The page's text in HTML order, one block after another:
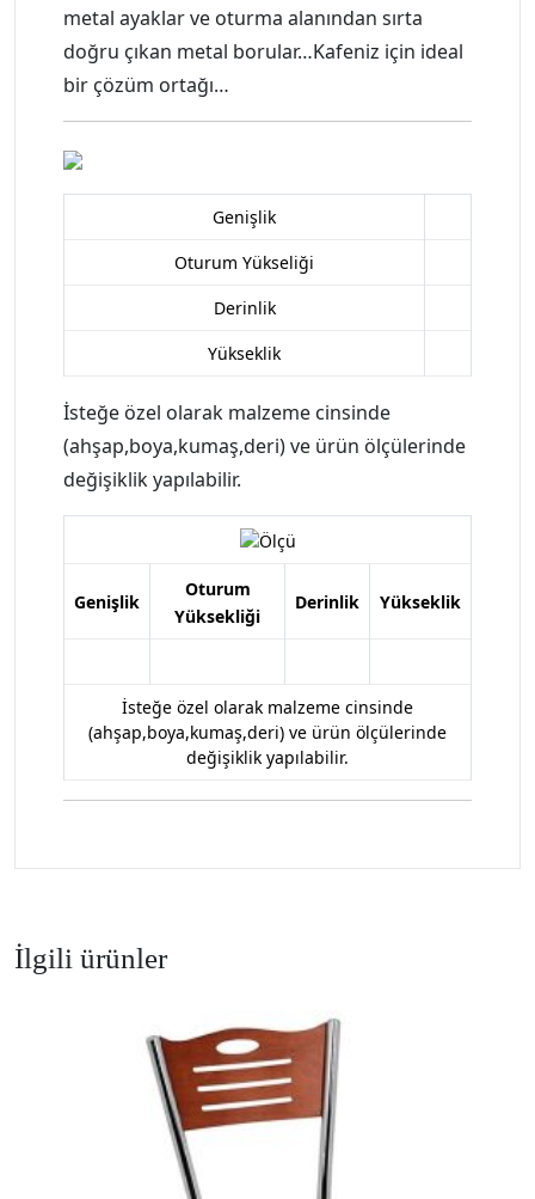
metal ayaklar ve oturma alanından sırta
doğru çıkan metal borular…Kafeniz için ideal
bir çözüm ortağı…
Genişlik
Oturum Yükseliği
Derinlik
Yükseklik
İsteğe özel olarak malzeme cinsinde
(ahşap,boya,kumaş,deri) ve ürün ölçülerinde
değişiklik yapılabilir.
Genişlik
Oturum
Yüksekliği
Derinlik Yükseklik
İsteğe özel olarak malzeme cinsinde
(ahşap,boya,kumaş,deri) ve ürün ölçülerinde
değişiklik yapılabilir.
İlgili ürünler